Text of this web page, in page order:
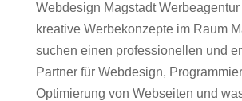
Webdesign Magstadt
kreative Werbekonzepte im Raum
suchen einen professionellen und
Partner für Webdesign,
Optimierung von Webseiten und